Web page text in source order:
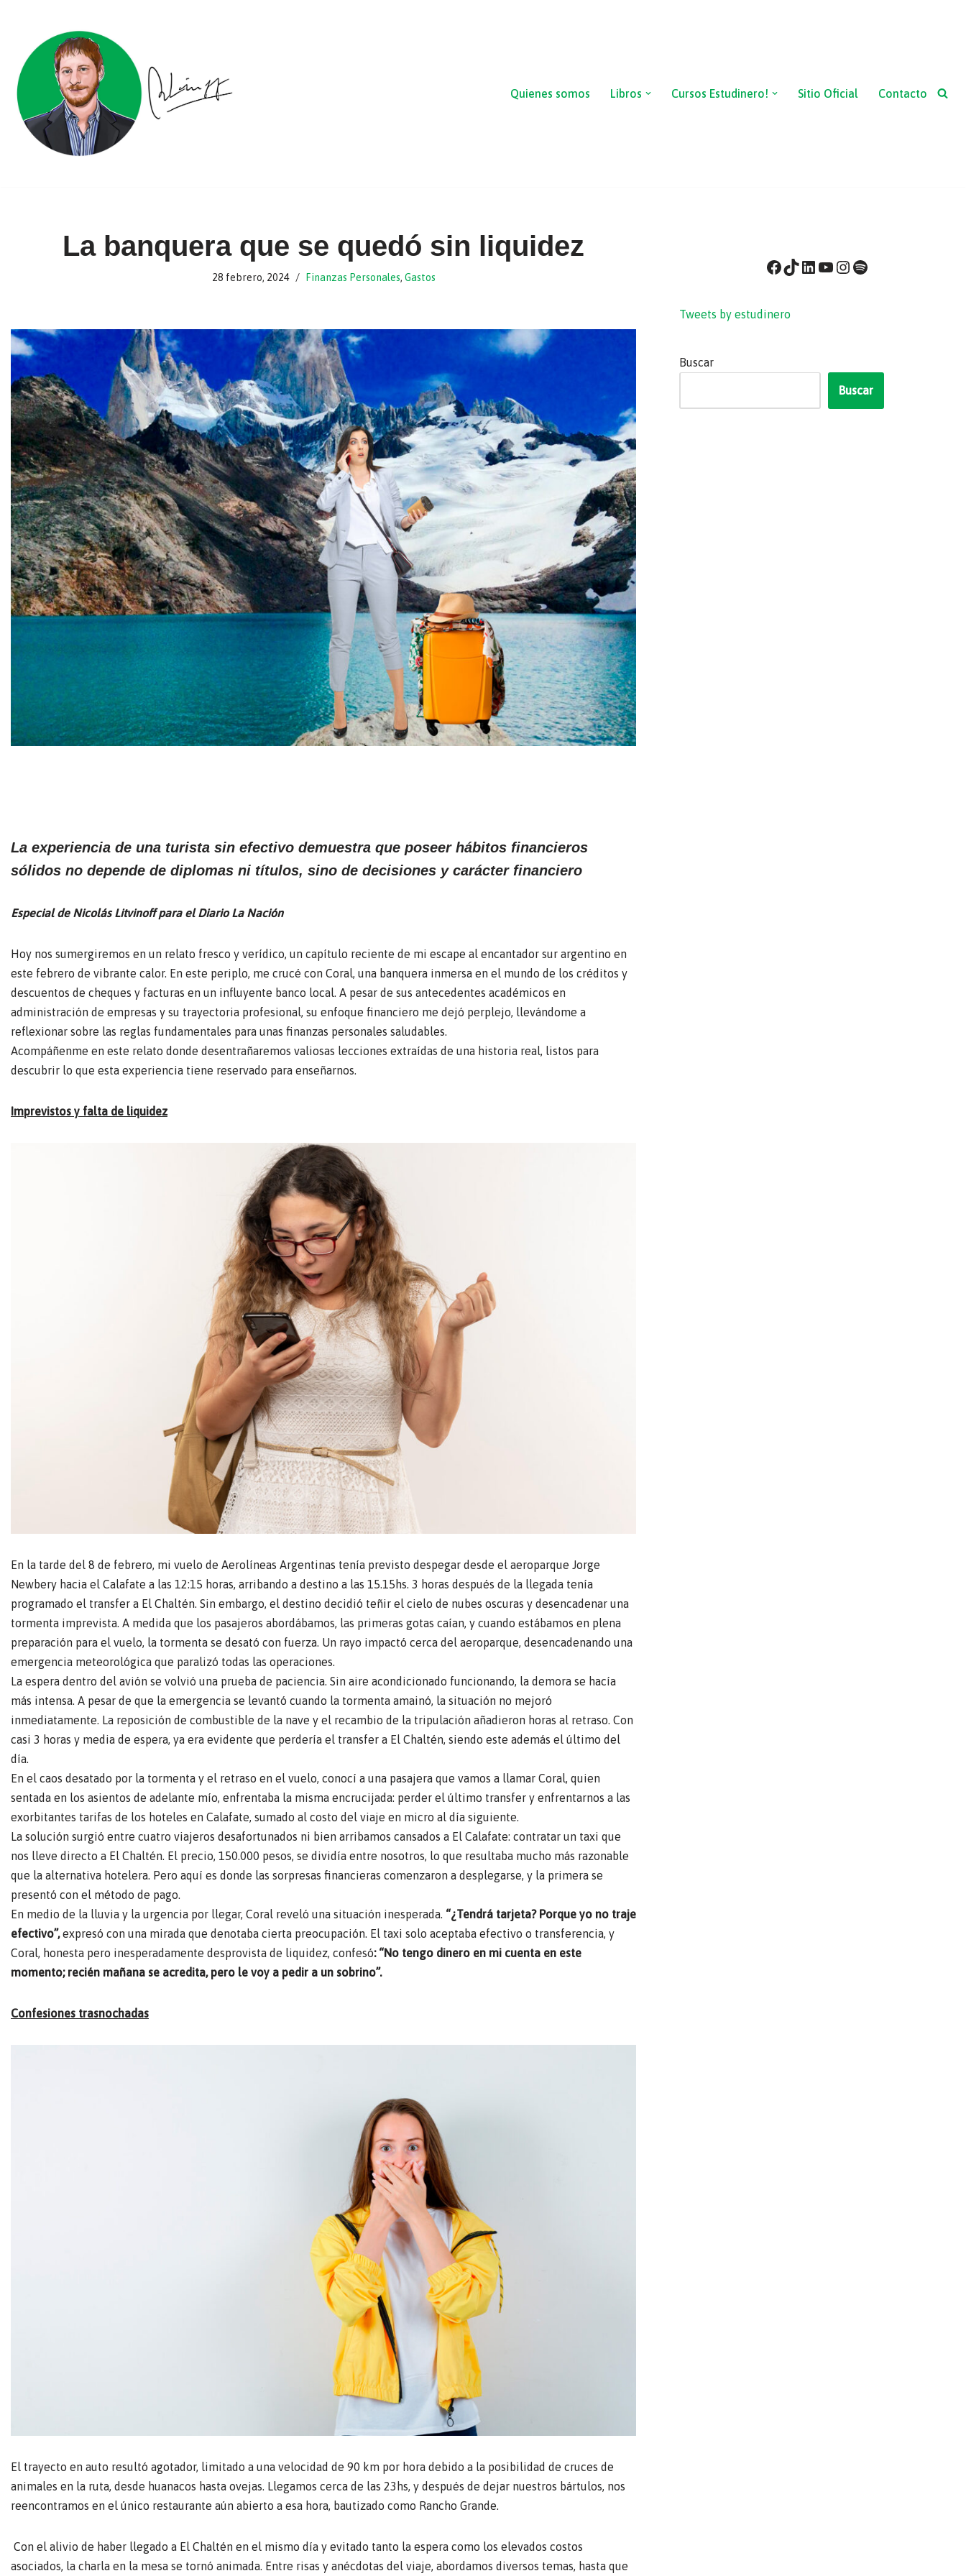
contenido
Quienes somos
Libros Cursos Estudinero! Sitio Oficial Contacto
La banquera que se quedó sin liquidez
28 febrero, 2024 Finanzas Personales, Gastos
La experiencia de una turista sin efectivo demuestra que poseer hábitos financieros
sólidos no depende de diplomas ni títulos, sino de decisiones y carácter financiero
Especial de Nicolás Litvinoff para el Diario La Nación
Hoy nos sumergiremos en un relato fresco y verídico, un capítulo reciente de mi escape al encantador sur argentino en
este febrero de vibrante calor. En este periplo, me crucé con Coral, una banquera inmersa en el mundo de los créditos y
descuentos de cheques y facturas en un influyente banco local. A pesar de sus antecedentes académicos en
administración de empresas y su trayectoria profesional, su enfoque financiero me dejó perplejo, llevándome a
reflexionar sobre las reglas fundamentales para unas finanzas personales saludables.
Acompáñenme en este relato donde desentrañaremos valiosas lecciones extraídas de una historia real, listos para
descubrir lo que esta experiencia tiene reservado para enseñarnos.
Imprevistos y falta de liquidez
En la tarde del 8 de febrero, mi vuelo de Aerolíneas Argentinas tenía previsto despegar desde el aeroparque Jorge
Newbery hacia el Calafate a las 12:15 horas, arribando a destino a las 15.15hs. 3 horas después de la llegada tenía
programado el transfer a El Chaltén. Sin embargo, el destino decidió teñir el cielo de nubes oscuras y desencadenar una
tormenta imprevista. A medida que los pasajeros abordábamos, las primeras gotas caían, y cuando estábamos en plena
preparación para el vuelo, la tormenta se desató con fuerza. Un rayo impactó cerca del aeroparque, desencadenando una
emergencia meteorológica que paralizó todas las operaciones.
La espera dentro del avión se volvió una prueba de paciencia. Sin aire acondicionado funcionando, la demora se hacía
más intensa. A pesar de que la emergencia se levantó cuando la tormenta amainó, la situación no mejoró
inmediatamente. La reposición de combustible de la nave y el recambio de la tripulación añadieron horas al retraso. Con
casi 3 horas y media de espera, ya era evidente que perdería el transfer a El Chaltén, siendo este además el último del
día.
En el caos desatado por la tormenta y el retraso en el vuelo, conocí a una pasajera que vamos a llamar Coral, quien
sentada en los asientos de adelante mío, enfrentaba la misma encrucijada: perder el último transfer y enfrentarnos a las
exorbitantes tarifas de los hoteles en Calafate, sumado al costo del viaje en micro al día siguiente.
La solución surgió entre cuatro viajeros desafortunados ni bien arribamos cansados a El Calafate: contratar un taxi que
nos lleve directo a El Chaltén. El precio, 150.000 pesos, se dividía entre nosotros, lo que resultaba mucho más razonable
que la alternativa hotelera. Pero aquí es donde las sorpresas financieras comenzaron a desplegarse, y la primera se
presentó con el método de pago.
En medio de la lluvia y la urgencia por llegar, Coral reveló una situación inesperada. “¿Tendrá tarjeta? Porque yo no traje
efectivo”,expresó con una mirada que denotaba cierta preocupación. El taxi solo aceptaba efectivo o transferencia, y
Coral, honesta pero inesperadamente desprovista de liquidez, confesó: “No tengo dinero en mi cuenta en este
momento; recién mañana se acredita, pero le voy a pedir a un sobrino”.
Confesiones trasnochadas
El trayecto en auto resultó agotador, limitado a una velocidad de 90 km por hora debido a la posibilidad de cruces de
animales en la ruta, desde huanacos hasta ovejas. Llegamos cerca de las 23hs, y después de dejar nuestros bártulos, nos
reencontramos en el único restaurante aún abierto a esa hora, bautizado como Rancho Grande.
Con el alivio de haber llegado a El Chaltén en el mismo día y evitado tanto la espera como los elevados costos
asociados, la charla en la mesa se tornó animada. Entre risas y anécdotas del viaje, abordamos diversos temas, hasta que
Tweets by estudinero
Buscar
Buscar